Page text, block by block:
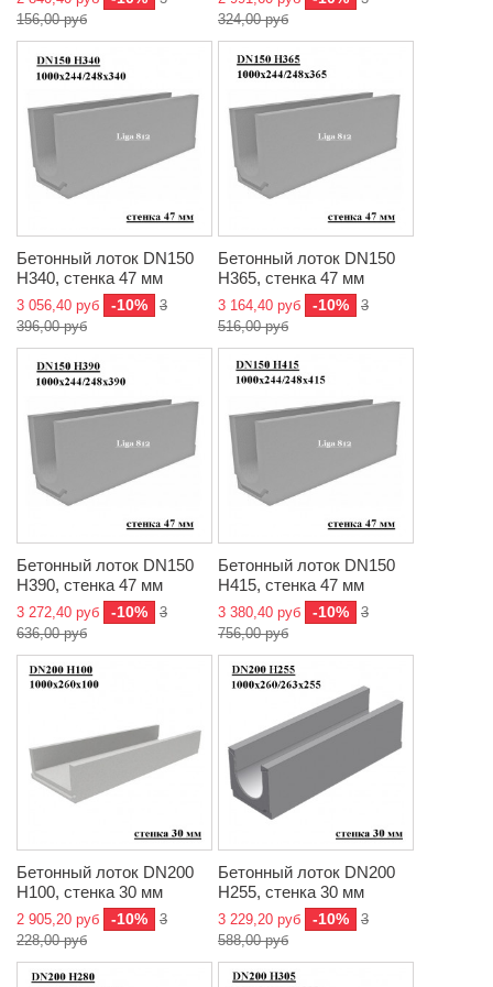
156,00 руб
324,00 руб
Бетонный лоток DN150
H340, стенка 47 мм
3 056,40 руб -10%
3
396,00 руб
Бетонный лоток DN150
H365, стенка 47 мм
3 164,40 руб -10%
3
516,00 руб
Бетонный лоток DN150
H390, стенка 47 мм
3 272,40 руб -10%
3
636,00 руб
Бетонный лоток DN150
H415, стенка 47 мм
3 380,40 руб -10%
3
756,00 руб
Бетонный лоток DN200
H100, стенка 30 мм
2 905,20 руб -10%
3
228,00 руб
Бетонный лоток DN200
H255, стенка 30 мм
3 229,20 руб -10%
3
588,00 руб